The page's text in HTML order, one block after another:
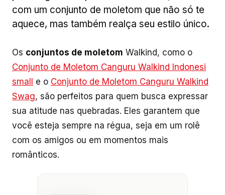
com um conjunto de moletom que não só te
aquece, mas também realça seu estilo único.
Os conjuntos de moletom Walkind, como o
Conjunto de Moletom Canguru Walkind Indonesi
small
e o Conjunto de Moletom Canguru Walkind
Swag, são perfeitos para quem busca expressar
sua atitude nas quebradas. Eles garantem que
você esteja sempre na régua, seja em um rolê
com os amigos ou em momentos mais
românticos.